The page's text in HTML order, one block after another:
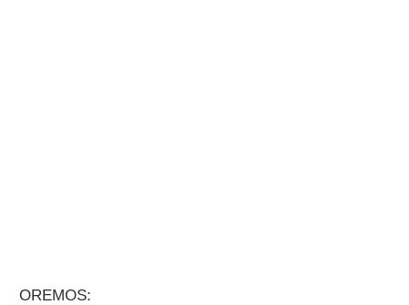
OREMOS: